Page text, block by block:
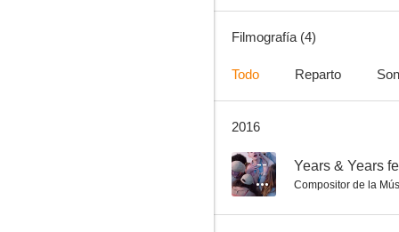
Filmografía (4)
Todo Reparto
2016
-- Years & Years
Compositor de la